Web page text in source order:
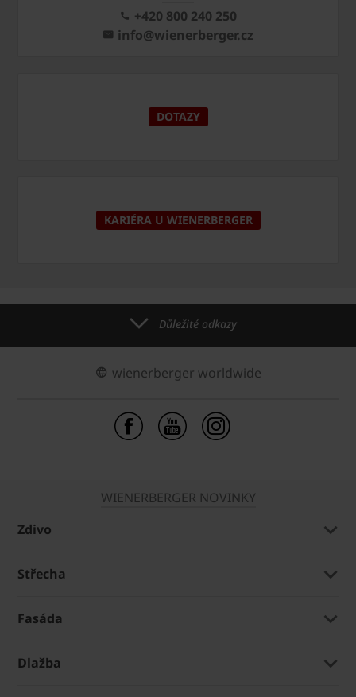
+420 800 240 250
info@wienerberger.cz
DOTAZY
KARIÉRA U WIENERBERGER
Důležité odkazy
wienerberger worldwide
WIENERBERGER NOVINKY
Zdivo
Střecha
Fasáda
Dlažba